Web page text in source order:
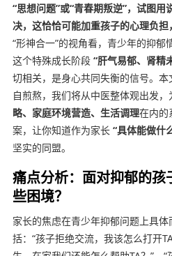
“思想问题”或“青春期叛逆”，试图
决，这恰恰可能加重孩子的心理负担
“形神合一”的视角看，青少年的抑郁
这个特殊成长阶段 “肝气易郁、肾精
切相关，是身心共同失衡的信号。
自煎熬，我们将从中医整体观出发
略、家庭环境营造、生活调理在内的
案，让你知道作为家长 “具体能做什
坚实的同盟。
痛点分析：面对抑郁的
些困境？
家长的焦虑在青少年抑郁问题上具
括：“孩子拒绝交流，我该怎么打开